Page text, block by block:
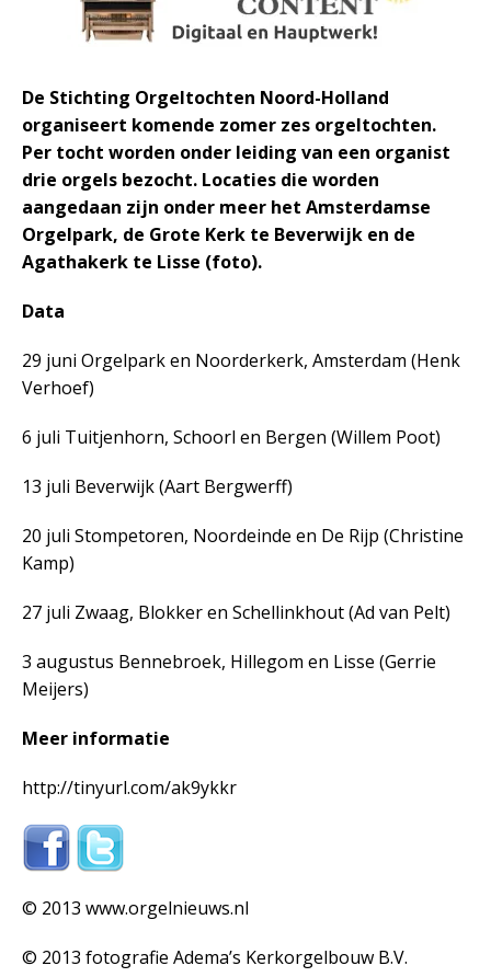
De Stichting Orgeltochten Noord-Holland
organiseert komende zomer zes orgeltochten.
Per tocht worden onder leiding van een organist
drie orgels bezocht. Locaties die worden
aangedaan zijn onder meer het Amsterdamse
Orgelpark, de Grote Kerk te Beverwijk en de
Agathakerk te Lisse (foto).
Data
29 juni Orgelpark en Noorderkerk, Amsterdam (Henk
Verhoef)
6 juli Tuitjenhorn, Schoorl en Bergen (Willem Poot)
13 juli Beverwijk (Aart Bergwerff)
20 juli Stompetoren, Noordeinde en De Rijp (Christine
Kamp)
27 juli Zwaag, Blokker en Schellinkhout (Ad van Pelt)
3 augustus Bennebroek, Hillegom en Lisse (Gerrie
Meijers)
Meer informatie
http://tinyurl.com/ak9ykkr
© 2013 www.orgelnieuws.nl
© 2013 fotografie Adema’s Kerkorgelbouw B.V.